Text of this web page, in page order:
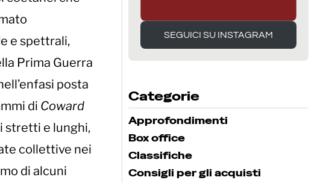
e spettrali,
Prima Guerra
posta
di Coward
stretti e lunghi,
collettive nei
di alcuni
SEGUICI SU INSTAGRAM
SEGUICI SU INSTAGRAM
Categorie
Approfondimenti
Box office
Classifiche
Consigli per gli acquisti